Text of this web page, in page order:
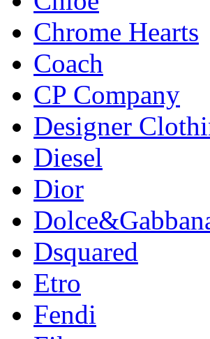
Chrome Hearts
Coach
CP Company
Designer
Diesel
Dior
Dsquared
Etro
Fendi